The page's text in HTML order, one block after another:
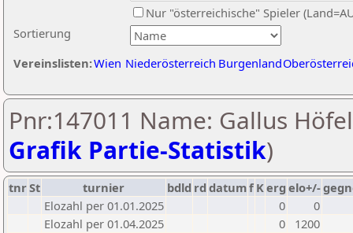
Sortierung
Nur "österreichische" Spieler
Vereinslisten:Wien Niederösterreich Burgenland
Pnr:147011 Name: Gallus
Grafik Partie-Statistik)
tnrSt turnier bdld rd datumf Kerg elo+/-
Elozahl per 01.01.2025
0
0
Elozahl per 01.04.2025
0
1200